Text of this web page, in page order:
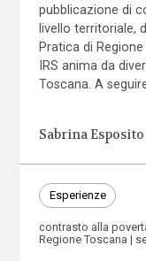
pubblicazione di
livello territoriale,
Pratica di
IRS anima da
Toscana. A
Sabrina Esposito
Esperienze
contrasto alla
Regione Toscana